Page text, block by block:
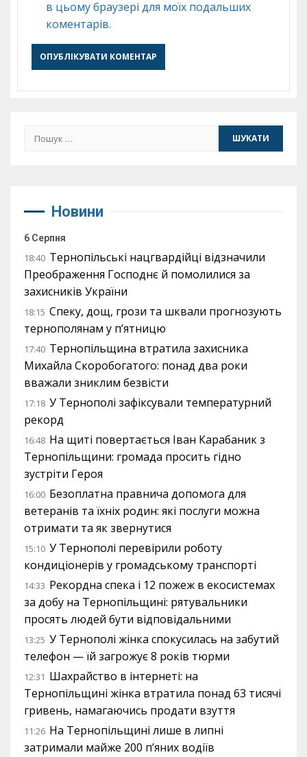
в цьому браузері для моїх подальших
коментарів.
Пошук:
Новини
6 Серпня
18:40 Тернопільські нацгвардійці відзначили
Преображення Господнє й помолилися за
захисників України
18:15 Спеку, дощ, грози та шквали прогнозують
тернополянам у п’ятницю
17:40 Тернопільщина втратила захисника
Михайла Скоробогатого: понад два роки
вважали зниклим безвісти
17:18 У Тернополі зафіксували температурний
рекорд
16:48 На щиті повертається Іван Карабаник з
Тернопільщини: громада просить гідно
зустріти Героя
16:00 Безоплатна правнича допомога для
ветеранів та їхніх родин: які послуги можна
отримати та як звернутися
15:10 У Тернополі перевірили роботу
кондиціонерів у громадському транспорті
14:33 Рекордна спека і 12 пожеж в екосистемах
за добу на Тернопільщині: рятувальники
просять людей бути відповідальними
13:25 У Тернополі жінка спокусилась на забутий
телефон — їй загрожує 8 років тюрми
12:31 Шахрайство в інтернеті: на
Тернопільщині жінка втратила понад 63 тисячі
гривень, намагаючись продати взуття
11:26 На Тернопільщині лише в липні
затримали майже 200 п’яних водіїв